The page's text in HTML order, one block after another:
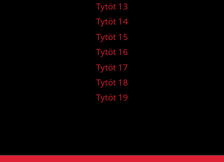
Tytöt 13
Tytöt 14
Tytöt 15
Tytöt 16
Tytöt 17
Tytöt 18
Tytöt 19